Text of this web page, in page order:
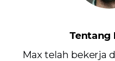
Tentang
Max telah bekerja